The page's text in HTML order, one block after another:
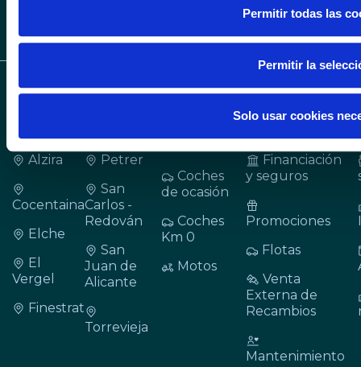
Permitir todas las
Permitir la
Solo usar cookies
CONCESIONARIOS
Alzira
Cocentaina
Elche
El
Vergel
Finestrat
Petrer
San
Carlos -
Redován
San
Juan de
Alicante
Torrevieja
VEHÍCULOS
Coches
de ocasión
Coches
Km 0
Motos
SERVICIOS
Financiación
y seguros
Promociones
Flotas
Venta
Externa de
Recambios
Mantenimiento